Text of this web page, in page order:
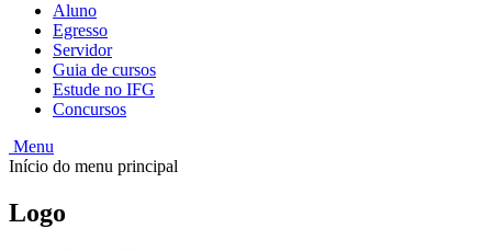
Aluno
Egresso
Servidor
Guia de cursos
Estude no IFG
Concursos
Menu
Início do menu principal
Logo